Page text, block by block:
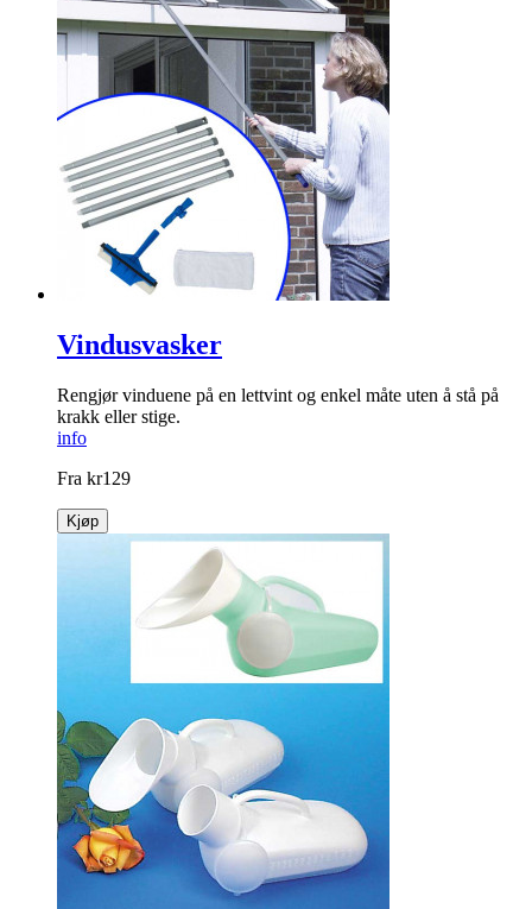
Vindusvasker
Rengjør vinduene på en lettvint og enkel måte uten å stå på
krakk eller stige.
info
Fra kr129
Kjøp